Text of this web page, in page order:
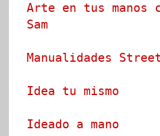
Arte en tus
Sam
Manualidades Street
Idea tu mismo
Ideado a mano